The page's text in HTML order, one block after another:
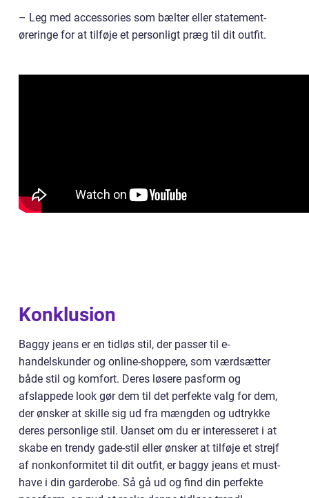
– Leg med accessories som bælter eller statement-
øreringe for at tilføje et personligt præg til dit outfit.
Konklusion
Baggy jeans er en tidløs stil, der passer til e-
handelskunder og online-shoppere, som værdsætter
både stil og komfort. Deres løsere pasform og
afslappede look gør dem til det perfekte valg for dem,
der ønsker at skille sig ud fra mængden og udtrykke
deres personlige stil. Uanset om du er interesseret i at
skabe en trendy gade-stil eller ønsker at tilføje et strejf
af nonkonformitet til dit outfit, er baggy jeans et must-
have i din garderobe. Så gå ud og find din perfekte